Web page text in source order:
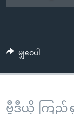
ပင်မ
စာမျက်နှာ
ကျော်
ရန်
ရုပ်ရှင်ထဲက အင်္ဂလိ
တီဗွီ
ရေဒီယို/တီဗွီအစီအ
ဗွီအိုအေ လူမှုကွန်ယက်မ
ဘာသာစကားမျာ
မျှဝေပါ
ဗွီဒီယို ကြည့်